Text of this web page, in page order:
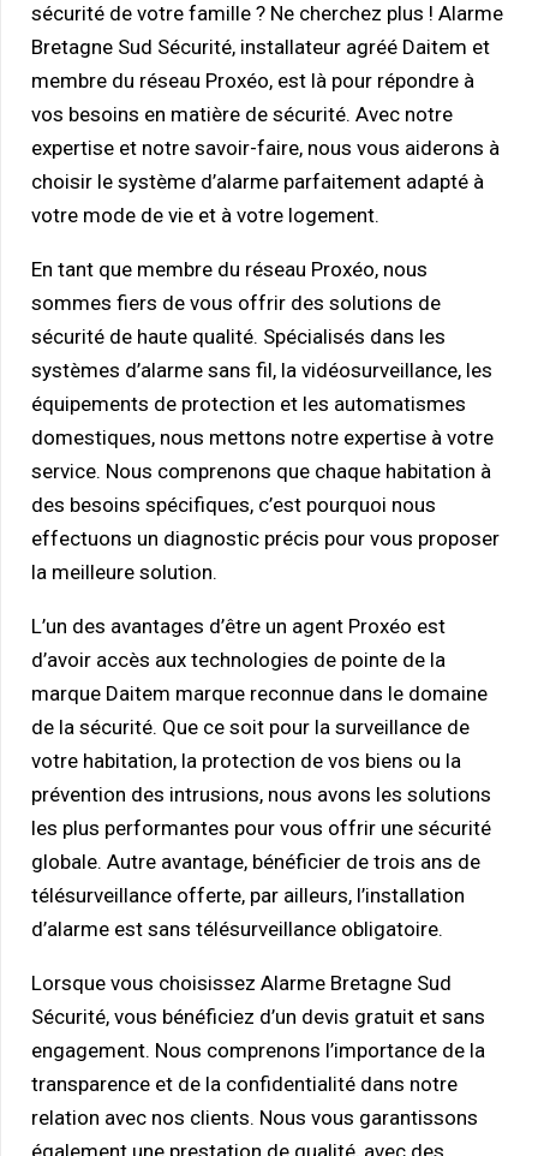
sécurité de votre famille ? Ne cherchez plus ! Alarme
Bretagne Sud Sécurité, installateur agréé Daitem et
membre du réseau Proxéo, est là pour répondre à
vos besoins en matière de sécurité. Avec notre
expertise et notre savoir-faire, nous vous aiderons à
choisir le système d’alarme parfaitement adapté à
votre mode de vie et à votre logement.
En tant que membre du réseau Proxéo, nous
sommes fiers de vous offrir des solutions de
sécurité de haute qualité. Spécialisés dans les
systèmes d’alarme sans fil, la vidéosurveillance, les
équipements de protection et les automatismes
domestiques, nous mettons notre expertise à votre
service. Nous comprenons que chaque habitation à
des besoins spécifiques, c’est pourquoi nous
effectuons un diagnostic précis pour vous proposer
la meilleure solution.
L’un des avantages d’être un agent Proxéo est
d’avoir accès aux technologies de pointe de la
marque Daitem marque reconnue dans le domaine
de la sécurité. Que ce soit pour la surveillance de
votre habitation, la protection de vos biens ou la
prévention des intrusions, nous avons les solutions
les plus performantes pour vous offrir une sécurité
globale. Autre avantage, bénéficier de trois ans de
télésurveillance offerte, par ailleurs, l’installation
d’alarme est sans télésurveillance obligatoire.
Lorsque vous choisissez Alarme Bretagne Sud
Sécurité, vous bénéficiez d’un devis gratuit et sans
engagement. Nous comprenons l’importance de la
transparence et de la confidentialité dans notre
relation avec nos clients. Nous vous garantissons